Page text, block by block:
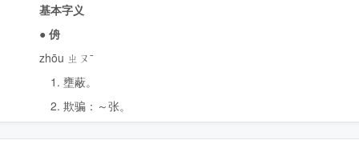
基本字义
●侜
zhōu ㄓㄡˉ
1. 壅蔽。
2. 欺骗：～张。